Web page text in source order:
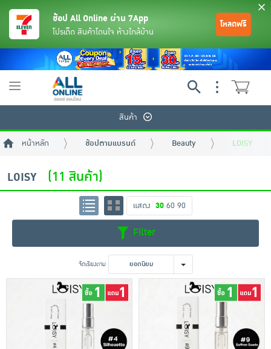
เครื่องปรุงรสและของแห้ง
ขนมขบเคี้ยว และช็อคโกแลต
อาหารสด ผัก ผลไม้และเบเกอรี่
ช้อป All Online ผ่าน 7App
โปรเด็ด สินค้าโดนใจ ห้างใกล้บ้าน
โหลดฟรี
Toggle
สินค้า
หน้าหลัก ช้อปตามแบรนด์ Beauty LOISY
LOISY (11 สินค้า)
แสดง 30 60 90
Filter
จัดเรียงตาม ยอดนิยม